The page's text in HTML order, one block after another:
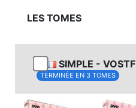
LES TOMES
SIMPLE - VOSTF
TERMINÉE EN 3 TOMES